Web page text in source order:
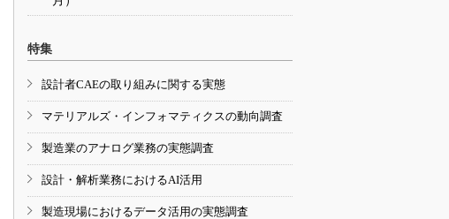
特集
設計者CAEの取り組みに関する実態
マテリアルズ・インフォマティクスの動向調査
製造業のアナログ業務の実態調査
設計・解析業務におけるAI活用
製造現場におけるデータ活用の実態調査